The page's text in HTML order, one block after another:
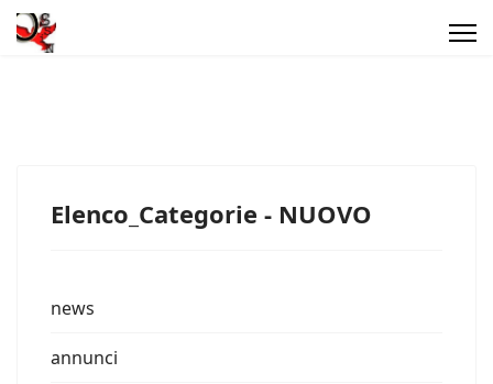
Elenco_Categorie - NUOVO
news
annunci